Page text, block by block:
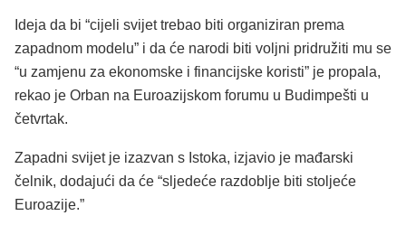
Ideja da bi “cijeli svijet trebao biti organiziran prema
zapadnom modelu” i da će narodi biti voljni pridružiti mu se
“u zamjenu za ekonomske i financijske koristi” je propala,
rekao je Orban na Euroazijskom forumu u Budimpešti u
četvrtak.
Zapadni svijet je izazvan s Istoka, izjavio je mađarski
čelnik, dodajući da će “sljedeće razdoblje biti stoljeće
Euroazije.”